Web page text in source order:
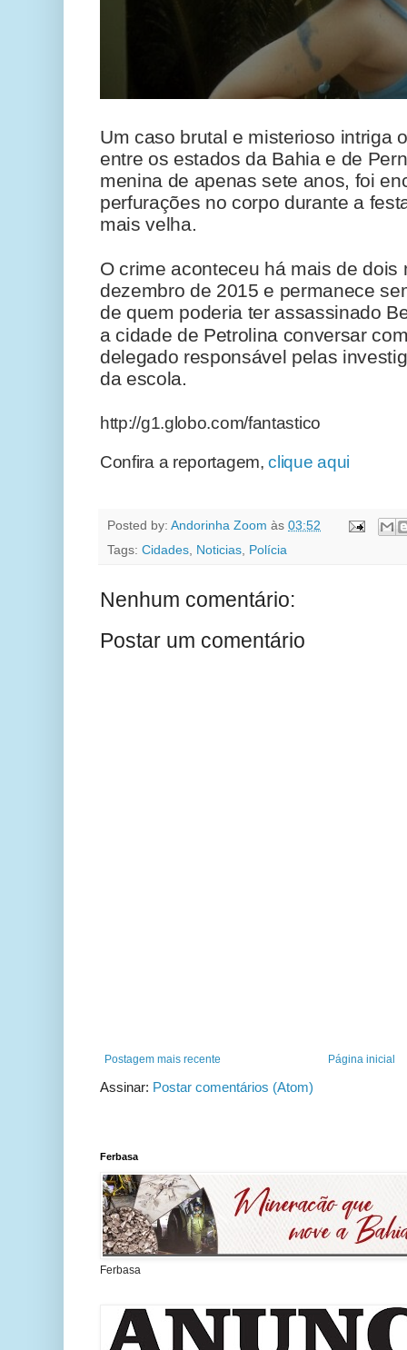
Um caso brutal e misterioso intriga
entre os estados da Bahia e de
menina de apenas sete anos, foi
perfurações no corpo durante a
mais velha.
O crime aconteceu há mais de dois
dezembro de 2015 e permanece
de quem poderia ter assassinado
a cidade de Petrolina conversar
delegado responsável pelas
da escola.
http://g1.globo.com/fantastico
Confira a reportagem,clique aqui
Posted by: Andorinha Zoom às 03:52
Tags: Cidades, Noticias, Polícia
Nenhum comentário:
Postar um comentário
Postagem mais recente Página inicial
Assinar: Postar comentários (Atom)
Ferbasa
Ferbasa